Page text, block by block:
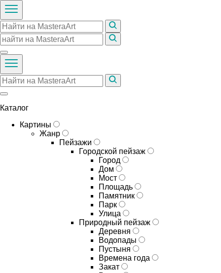
Каталог
Картины
Жанр
Пейзажи
Городской пейзаж
Город
Дом
Мост
Площадь
Памятник
Парк
Улица
Природный пейзаж
Деревня
Водопады
Пустыня
Времена года
Закат